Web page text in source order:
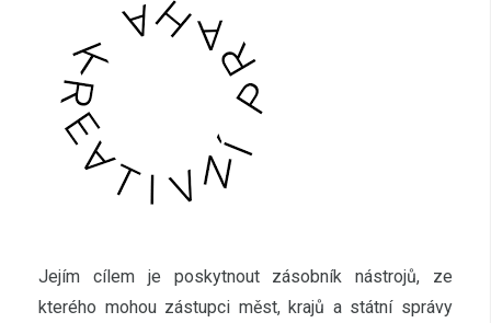
Jejím cílem je poskytnout zásobník nástrojů, ze
kterého mohou zástupci měst, krajů a státní správy